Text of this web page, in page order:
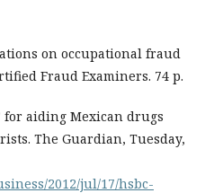
on occupational fraud
Fraud Examiners. 74 р.
for aiding Mexican drugs
The Guardian, Tuesday,
2012/jul/17/hsbc-